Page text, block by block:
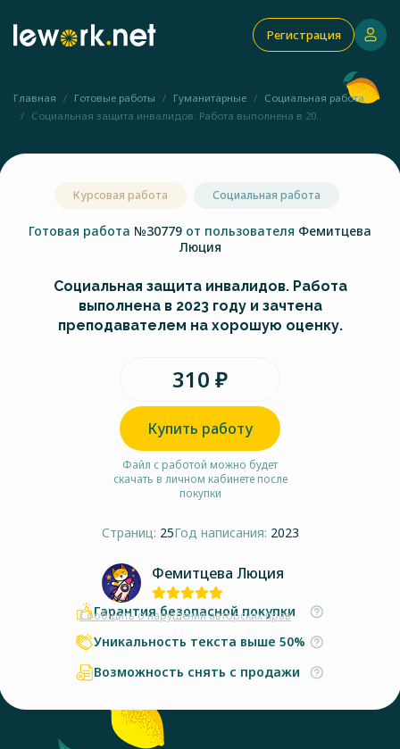
Регистрация
Главная Готовые работы Гуманитарные
Социальная работа
Социальная защита инвалидов. Работа выполнена в 20...
Курсовая работа Социальная работа
Готовая работа №30779 от пользователя Фемитцева
Люция
Социальная защита инвалидов. Работа
выполнена в 2023 году и зачтена
преподавателем на хорошую оценку.
310 ₽
Купить работу
Файл с работой можно будет
скачать в личном кабинете после
покупки
Страниц: 25Год написания: 2023
Фемитцева Люция
Сообщить о нарушении авторских прав
Гарантия безопасной покупки
Уникальность текста выше 50%
Возможность снять с продажи